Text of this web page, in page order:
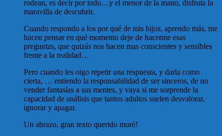
rodean, es decir por todo…y el menor de la mano, disfruta la
maravilla de descubrir.
Cuando respondo a los por qué de mis hijos, aprendo más, me
hacen pensar en qué momento deje de hacerme esas
preguntas, que quizás nos hacen mas conscientes y sensibles
frente a la realidad…
Pero cuando les oigo repetir una respuesta, y darla como
cierta, … entiendo la responsabilidad de ser sinceros, de no
vender fantasías a sus mentes, y vaya si me sorprende la
capacidad de análisis que tantos adultos suelen desvalorar,
ignorar y apagar.
Un abrazo, gran texto querido moré!